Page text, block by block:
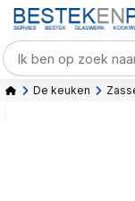
De keuken